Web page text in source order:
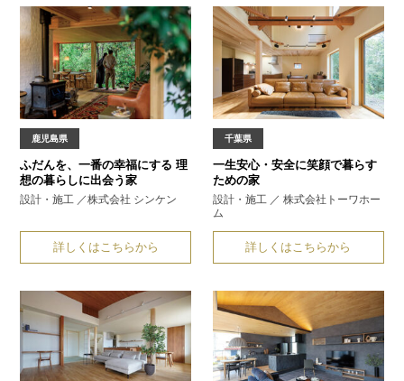
鹿児島県
ふだんを、一番の幸福にする理
想の暮らしに出会う家
設計・施工 ／株式会社 シンケン
詳しくはこちらから
千葉県
一生安心・安全に笑顔で暮らす
ための家
設計・施工 ／ 株式会社トーワホー
ム
詳しくはこちらから